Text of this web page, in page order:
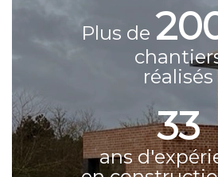
Plus de
réalisés
33
ans